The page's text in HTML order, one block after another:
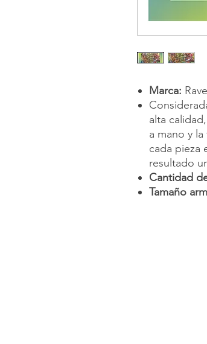
Marca:
alta
a mano y
cada pieza
resultado
Cantidad
Tamaño